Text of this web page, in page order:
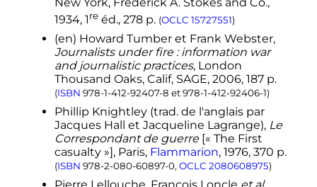
(1911-1912) est un rare exemple d'une
« plume » se faisant photographe
sur le théâtre de la guerre. L'édition
de son archive représente l'un des
exemples les plus anciens de
« photojournalisme ». Pierre Schill,
Réveiller l'archive d'une guerre
coloniale. Photographies et écrits de
Gaston Chérau, correspondant de
guerre lors du conflit italo-turc pour
la Libye (1911-1912), Créaphis, 2018
(ISBN 9782354281410).
↑ « Le correspondant de guerre
New York, Frederick A. Stokes and Co.,
1934, 1re éd., 278 p. (OCLC 15727551)
(en) Howard Tumberet Frank Webster,
Journalists under fire : information war
and journalistic practices, London
Thousand Oaks, Calif, SAGE, 2006, 187 p.
(ISBN 978-1-412-92407-8 et978-1-412-92406-1)
Phillip Knightley(trad.de l'anglais par
Jacques Hall et Jacqueline Lagrange), Le
Correspondant de guerre[« The First
casualty»], Paris, Flammarion, 1976, 370 p.
(ISBN 978-2-080-60897-0, OCLC 2080608975)